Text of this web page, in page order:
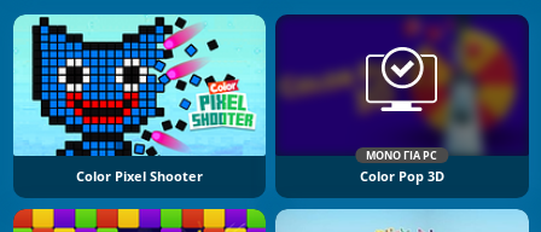
Color Pixel Shooter
ΜΌΝΟ ΓΙΑ PC
Color Pop 3D